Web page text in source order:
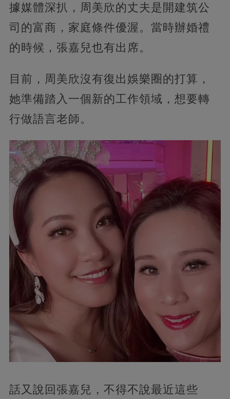
據媒體深扒，周美欣的丈夫是開建筑公
司的富商，家庭條件優渥。當時辦婚禮
的時候，張嘉兒也有出席。
目前，周美欣沒有復出娛樂圈的打算，
她準備踏入一個新的工作領域，想要轉
行做語言老師。
話又說回張嘉兒，不得不說最近這些